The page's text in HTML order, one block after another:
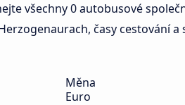
všechny 0 autobusové
časy cestování
Měna
Euro